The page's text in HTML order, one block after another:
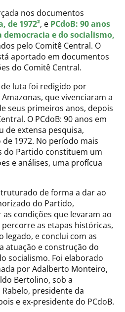
nos documentos
de 1972², e PCdoB: 90 anos
democracia e do socialismo,
pelo Comitê Central. O
aportado em documentos
do Comitê Central.
luta foi redigido por
que vivenciaram a
seus primeiros anos, depois
O PCdoB: 90 anos em
de extensa pesquisa,
1972. No período mais
do Partido constituem um
e análises, uma profícua
de forma a dar ao
do Partido,
condições que levaram ao
as etapas históricas,
legado, e conclui com as
atuação e construção do
socialismo. Foi elaborado
por Adalberto Monteiro,
Bertolino, sob a
presidente da
e ex-presidente do PCdoB.